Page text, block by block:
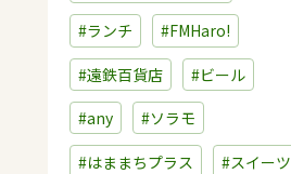
#ランチ #FMHaro!
#遠鉄百貨店 #ビール
#any #ソラモ
#はままちプラス #スイーツ